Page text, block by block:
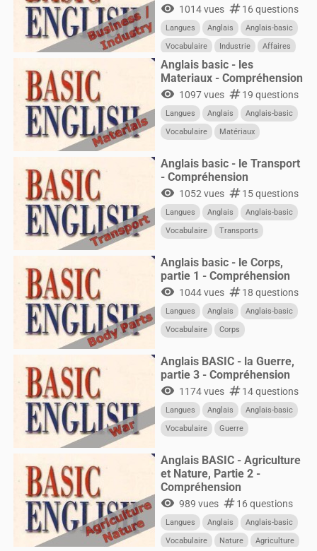
visibility 1014 vues numbers16 questions
Langues Anglais
Anglais-basic
Vocabulaire
Industrie Affaires
Anglais basic - les
Materiaux - Compréhension
visibility 1097 vues numbers19 questions
Langues Anglais
Anglais-basic
Vocabulaire
Matériaux
Anglais basic - le Transport
- Compréhension
visibility 1052 vues numbers15 questions
Langues Anglais
Anglais-basic
Vocabulaire
Transports
Anglais basic - le Corps,
partie 1 - Compréhension
visibility 1044 vues numbers18 questions
Langues Anglais
Anglais-basic
Vocabulaire
Corps
Anglais BASIC - la Guerre,
partie 3 - Compréhension
visibility 1174 vues numbers14 questions
Langues Anglais
Anglais-basic
Vocabulaire
Guerre
Anglais BASIC - Agriculture
et Nature, Partie 2 -
Compréhension
visibility 989 vues numbers16 questions
Langues Anglais
Anglais-basic
Vocabulaire
Nature Agriculture